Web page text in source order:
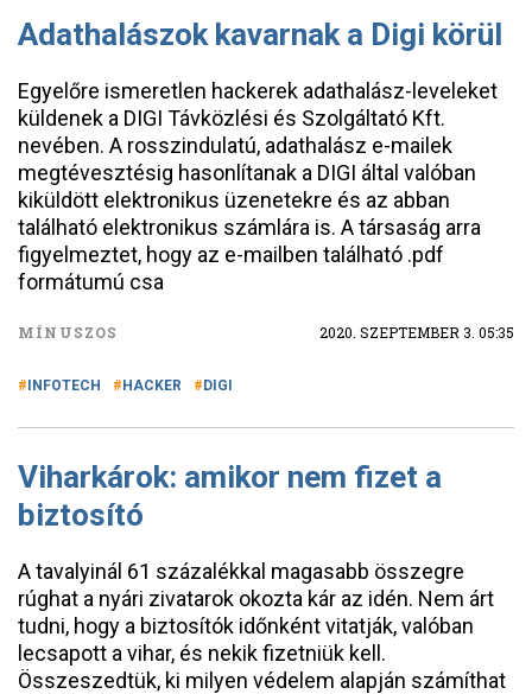
Adathalászok kavarnak a Digi körül
Egyelőre ismeretlen hackerek adathalász-leveleket
küldenek a DIGI Távközlési és Szolgáltató Kft.
nevében. A rosszindulatú, adathalász e-mailek
megtévesztésig hasonlítanak a DIGI által valóban
kiküldött elektronikus üzenetekre és az abban
található elektronikus számlára is. A társaság arra
figyelmeztet, hogy az e-mailben található .pdf
formátumú csa
MÍNUSZOS 2020. SZEPTEMBER 3. 05:35
INFOTECH HACKER DIGI
Viharkárok: amikor nem fizet a
biztosító
A tavalyinál 61 százalékkal magasabb összegre
rúghat a nyári zivatarok okozta kár az idén. Nem árt
tudni, hogy a biztosítók időnként vitatják, valóban
lecsapott a vihar, és nekik fizetniük kell.
Összeszedtük, ki milyen védelem alapján számíthat